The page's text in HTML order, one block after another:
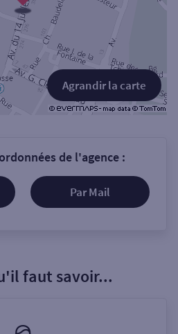
Agrandir la carte
de l'agence :
Par Mail
faut savoir...